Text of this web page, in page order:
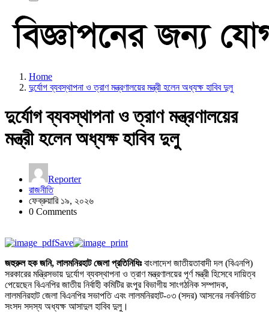
Home
দুর্যোগ ব্যবস্থাপনা ও ত্রাণ মন্ত্রণালয়ের মন্ত্রী হলেন অধ্যক্ষ হাবিব দুলু
দুর্যোগ ব্যবস্থাপনা ও ত্রাণ মন্ত্রণালয়ের
মন্ত্রী হলেন অধ্যক্ষ হাবিব দুলু
Reporter
রাজনীতি
ফেব্রুয়ারি ১৯, ২০২৬
0 Comments
Save
জহুরুল হক জনি, লালমনিরহাট জেলা প্রতিনিধিঃবাংলাদেশ জাতীয়তাবাদী দল (বিএনপি)
সরকারের মন্ত্রিসভায় দুর্যোগ ব্যবস্থাপনা ও ত্রাণ মন্ত্রণালয়ের পূর্ণ মন্ত্রী হিসেবে দায়িত্ব
পেয়েছেন বিএনপির জাতীয় নির্বাহী কমিটির রংপুর বিভাগীয় সাংগঠনিক সম্পাদক,
লালমনিরহাট জেলা বিএনপির সভাপতি এবং লালমনিরহাট-০৩ (সদর) আসনের নবনির্বাচিত
সংসদ সদস্য অধ্যক্ষ আসাদুল হাবিব দুলু।